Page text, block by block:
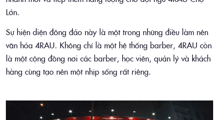
Lớn.
Sự hiện diện đông đảo này là một trong những điều làm nên
văn hóa 4RAU. Không chỉ là một hệ thống barber, 4RAU còn
là một cộng đồng nơi các barber, học viên, quản lý và khách
hàng cùng tạo nên một nhịp sống rất riêng.